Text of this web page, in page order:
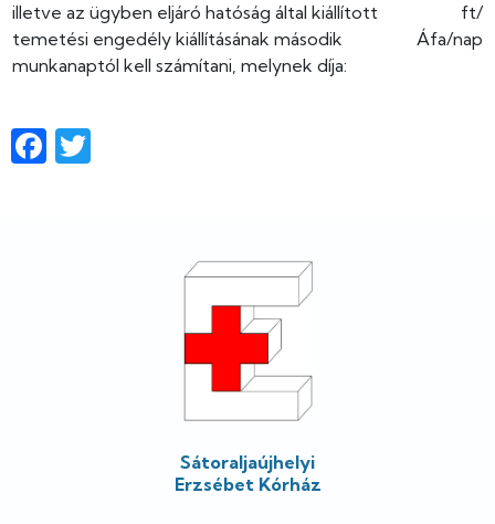
illetve az ügyben eljáró hatóság által kiállított
temetési engedély kiállításának második
munkanaptól kell számítani, melynek díja:
ft/
Áfa/nap
Facebook
Sátoraljaújhelyi
Erzsébet Kórház